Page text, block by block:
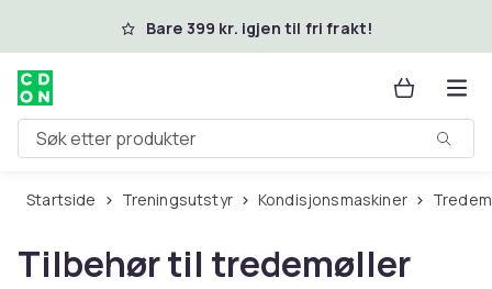
Hopp til hovedinnholdBare 399 kr. igjen til fri frakt!
Søk etter produkter
Startside Treningsutstyr Kondisjonsmaskiner
Tilbehør til tredemøller